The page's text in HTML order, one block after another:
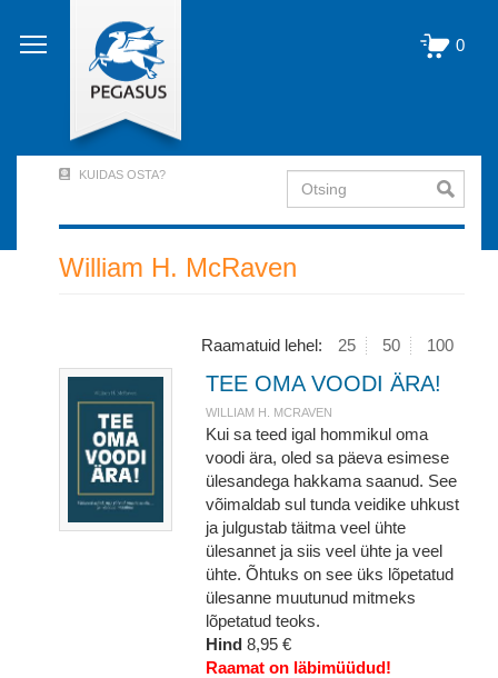
edasi
põhisisu
0
Account
Menu
KUIDAS OSTA? Otsing
William H. McRaven
Raamatuid lehel: 25 50 100
TEE OMA VOODI ÄRA!
WILLIAM H. MCRAVEN
Kui sa teed igal hommikul oma
voodi ära, oled sa päeva esimese
ülesandega hakkama saanud. See
võimaldab sul tunda veidike uhkust
ja julgustab täitma veel ühte
ülesannet ja siis veel ühte ja veel
ühte. Õhtuks on see üks lõpetatud
ülesanne muutunud mitmeks
lõpetatud teoks.
Hind 8,95 €
Raamat on läbimüüdud!